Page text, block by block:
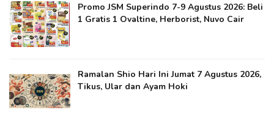
Promo JSM Superindo 7-9 Agustus 2026: Beli
1 Gratis 1 Ovaltine, Herborist, Nuvo Cair
Ramalan Shio Hari Ini Jumat 7 Agustus 2026,
Tikus, Ular dan Ayam Hoki